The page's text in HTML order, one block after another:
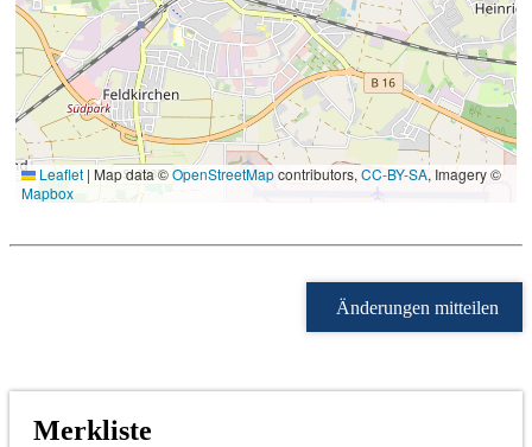
Leaflet | Map data ©OpenStreetMapcontributors, CC-BY-SA, Imagery ©
Mapbox
Änderungen mitteilen
Merkliste